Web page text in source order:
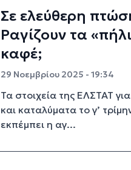
Σε ελεύθερη
Ραγίζουν τα
καφέ;
29 Νοεμβρίου 2025 - 19:34
Τα στοιχεία της ΕΛΣΤΑΤ
και καταλύματα το γ’
εκπέμπει η αγ...